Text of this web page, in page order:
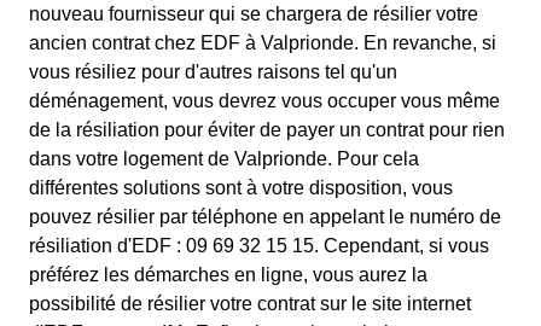
nouveau fournisseur qui se chargera de résilier votre
ancien contrat chez EDF à Valprionde. En revanche, si
vous résiliez pour d'autres raisons tel qu'un
déménagement, vous devrez vous occuper vous même
de la résiliation pour éviter de payer un contrat pour rien
dans votre logement de Valprionde. Pour cela
différentes solutions sont à votre disposition, vous
pouvez résilier par téléphone en appelant le numéro de
résiliation d'EDF : 09 69 32 15 15. Cependant, si vous
préférez les démarches en ligne, vous aurez la
possibilité de résilier votre contrat sur le site internet